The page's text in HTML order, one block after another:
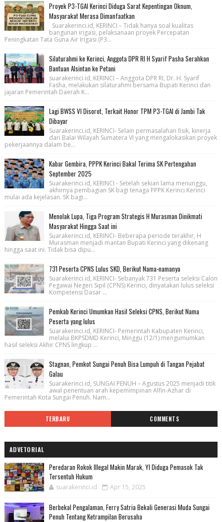
Proyek P3-TGAI Kerinci Diduga Sarat Kepentingan Oknum,
Masyarakat Merasa Dimanfaatkan
Suarakerinci.id, KERINCI – Tidak hanya soal kualitas
bangunan irigasi, pelaksanaan proyek Percepatan
Peningkatan Tata Guna Air Irigasi (P3...
Silaturahmi ke Kerinci, Anggota DPR RI H Syarif Pasha Serahkan
Bantuan Alsintan ke Petani
suarakerinci.id, KERINCI – Anggota DPR RI, Dr. H. Syarif
Fasha, melakukan silaturahmi bersama Bupati Kerinci dan
jajaran Pemerintah Daerah K...
Lagi BWSS VI Disorot, Terkait Honor TPM P3-TGAI di Jambi Tak
Dibayar
Suarakerinci.id, KERINCI- Selain permasalahan fisik, kinerja
dari Balai Wilayah Sumatera VI yang mengalokasikan proyek
pekerjaannya dalam be...
Kabar Gembira, PPPK Kerinci Bakal Terima SK Pertengahan
September 2025
Suarakerinci.id, KERINCI - Setelah sekian lama menunggu,
akhirnya pembagian SK bagi tenaga PPPK Kerinci Kerinci
mulai ada kejelasan. SK bagi...
Menolak Lupa, Tiga Program Strategis H Murasman Dinikmati
Masyarakat Hingga Saat ini
Suarakerinci.id, KERINCI- Beberapa periode terakhir, H
Murasman menjadi mantan Bupati Kerinci yang dikenang
hingga saat ini. Tidak bisa dipu...
731 Peserta CPNS Lulus SKD, Berikut Nama-namanya
Suarakerinci.id, KERINCI- Sebanyak 731 Peserta seleksi Calon
Pegawai Negeri Sipil (CPNS) Kerinci, dinyatakan lulus seleksi
Kompetensi Dasar ...
Pemkab Kerinci Umumkan Hasil Seleksi CPNS, Berikut Nama
Peserta yang lulus
Suarakerinci.id, KERINCI- Pemerintah Kabupaten Kerinci,
melalui BKPSDMD Kerinci, Minggu (12/1) mengumumkan
hasil seleksi Akhir CPNS lingkup ...
Stagnan, Pemkot Sungai Penuh Bisa Lumpuh di Tangan Pejabat
Galau
Suarakerinci.id, SUNGAI PENUH – Agustus 2025 menjadi titik
awal penentuan arah kepemimpinan Alfin-Azhar di
Pemerintah Kota Sungai Penuh. Nam...
TERBARU COMMENTS
ADVETORIAL
Peredaran Rokok Illegal Makin Marak, YI Diduga Pemasok Tak
Tersentuh Hukum
suarakerinci.id Apr 15, 2025
Berbekal Pengalaman, Ferry Satria Bekali Generasi Muda Sungai
Penuh Tentang Ketrampilan Berusaha